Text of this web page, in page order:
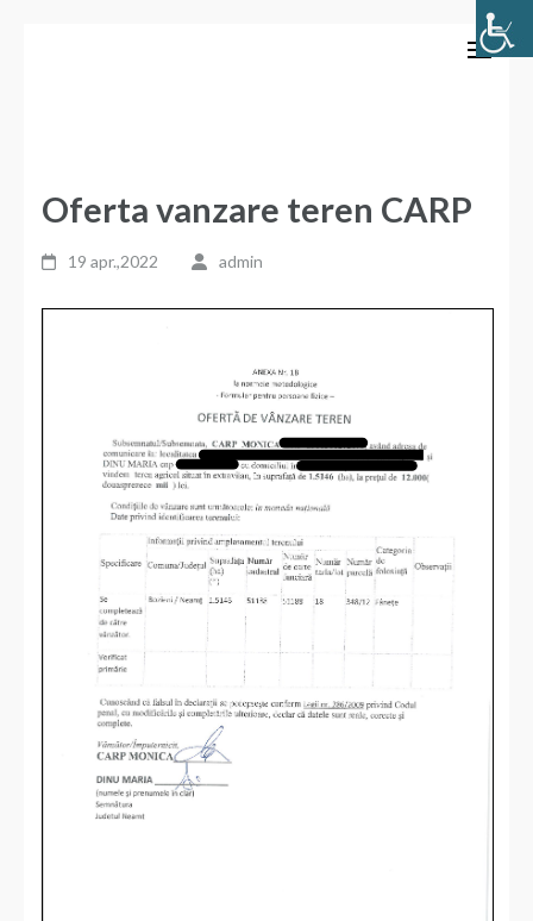
Oferta vanzare teren CARP
19 apr.,2022 admin